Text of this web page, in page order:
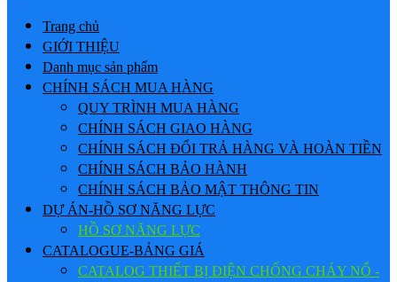
Trang chủ
GIỚI THIỆU
Danh mục sản phẩm
CHÍNH SÁCH MUA HÀNG
QUY TRÌNH MUA HÀNG
CHÍNH SÁCH GIAO HÀNG
CHÍNH SÁCH ĐỔI TRẢ HÀNG VÀ HOÀN TIỀN
CHÍNH SÁCH BẢO HÀNH
CHÍNH SÁCH BẢO MẬT THÔNG TIN
DỰ ÁN-HỒ SƠ NĂNG LỰC
HỒ SƠ NĂNG LỰC
CATALOGUE-BẢNG GIÁ
CATALOG THIẾT BỊ ĐIỆN CHỐNG CHÁY NỔ -